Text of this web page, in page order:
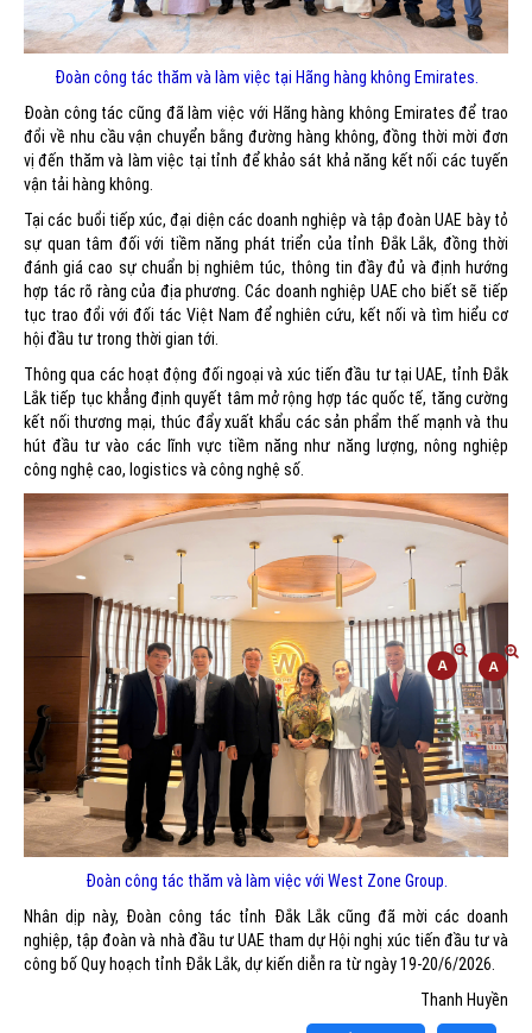
Đoàn công tác thăm và làm việc tại Hãng hàng không Emirates.
Đoàn công tác cũng đã làm việc với Hãng hàng không Emirates để trao
đổi về nhu cầu vận chuyển bằng đường hàng không, đồng thời mời đơn
vị đến thăm và làm việc tại tỉnh để khảo sát khả năng kết nối các tuyến
vận tải hàng không.
Tại các buổi tiếp xúc, đại diện các doanh nghiệp và tập đoàn UAE bày tỏ
sự quan tâm đối với tiềm năng phát triển của tỉnh Đắk Lắk, đồng thời
đánh giá cao sự chuẩn bị nghiêm túc, thông tin đầy đủ và định hướng
hợp tác rõ ràng của địa phương. Các doanh nghiệp UAE cho biết sẽ tiếp
tục trao đổi với đối tác Việt Nam để nghiên cứu, kết nối và tìm hiểu cơ
hội đầu tư trong thời gian tới.
Thông qua các hoạt động đối ngoại và xúc tiến đầu tư tại UAE, tỉnh Đắk
Lắk tiếp tục khẳng định quyết tâm mở rộng hợp tác quốc tế, tăng cường
kết nối thương mại, thúc đẩy xuất khẩu các sản phẩm thế mạnh và thu
hút đầu tư vào các lĩnh vực tiềm năng như năng lượng, nông nghiệp
công nghệ cao, logistics và công nghệ số.
Đoàn công tác thăm và làm việc với West Zone Group.
Nhân dịp này, Đoàn công tác tỉnh Đắk Lắk cũng đã mời các doanh
nghiệp, tập đoàn và nhà đầu tư UAE tham dự Hội nghị xúc tiến đầu tư và
công bố Quy hoạch tỉnh Đắk Lắk, dự kiến diễn ra từ ngày 19-20/6/2026.
Thanh Huyền